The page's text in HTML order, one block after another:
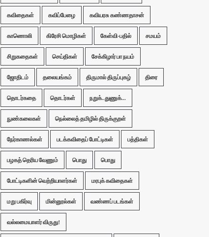
கவிதைகள் கவிப்பேழை கவியரசு கண்ணதாசன்
காணொலி கிரேசி மொழிகள் கேள்வி-பதில் சமயம்
சிறுகதைகள் செய்திகள் சேக்கிழார் பா நயம்
ஜோதிடம் தலையங்கம் திருமால் திருப்புகழ் திரை
தொடர்கதை தொடர்கள் நறுக்..துணுக்...
நுண்கலைகள் நெல்லைத் தமிழில் திருக்குறள்
நேர்காணல்கள் படக்கவிதைப் போட்டிகள் பத்திகள்
பழகத் தெரிய வேணும் பொது பொது
போட்டிகளின் வெற்றியாளர்கள் மரபுக் கவிதைகள்
மறு பகிர்வு மின்னூல்கள் வண்ணப் படங்கள்
வல்லமையாளர் விருது!